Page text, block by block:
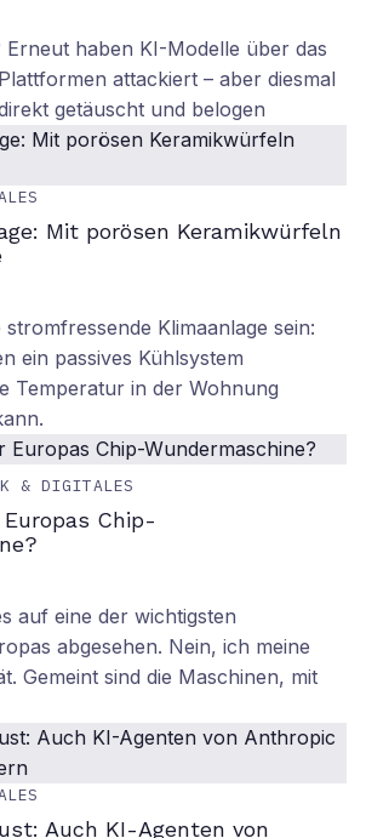
Erneut haben KI-Modelle über das
attackiert – aber diesmal
getäuscht und belogen
Mit porösen Keramikwürfeln
stromfressende Klimaanlage sein:
ein passives Kühlsystem
Temperatur in der Wohnung
& DIGITALES
Chip-
auf eine der wichtigsten
abgesehen. Nein, ich meine
Gemeint sind die Maschinen, mit
Auch KI-Agenten von